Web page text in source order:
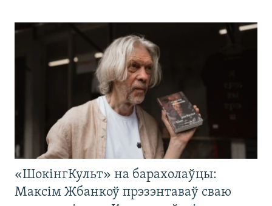
«ШокінгКульт» на барахолаўцы:
Максім Жбанкоў прэзэнтаваў сваю